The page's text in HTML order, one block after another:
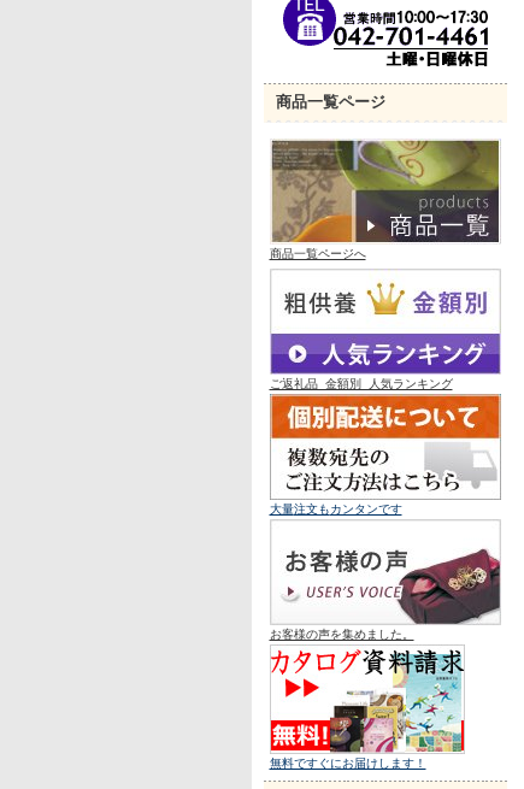
商品一覧ページ
商品一覧ページへ
ご返礼品 金額別 人気ランキング
大量注文もカンタンです
お客様の声を集めました。
無料ですぐにお届けします！